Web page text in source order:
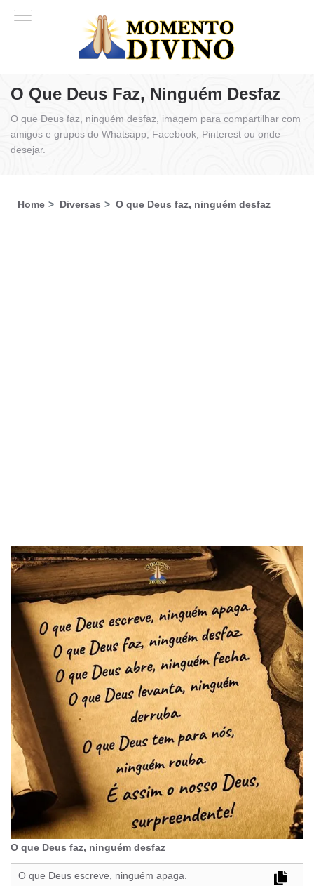
O Que Deus Faz, Ninguém Desfaz
O que Deus faz, ninguém desfaz, imagem para compartilhar com
amigos e grupos do Whatsapp, Facebook, Pinterest ou onde
desejar.
Home Diversas O que Deus faz, ninguém desfaz
O que Deus faz, ninguém desfaz
O que Deus escreve, ninguém apaga.